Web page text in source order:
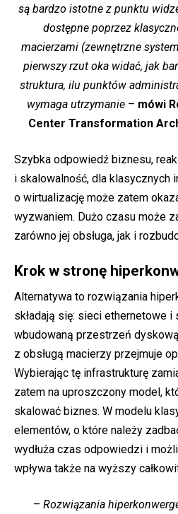
są bardzo istotne z punktu
dostępne poprzez
macierzami (zewnętrzne
pierwszy rzut oka widać, jak
struktura, ilu punktów
wymaga utrzymanie– mówi
Center Transformation
Szybka odpowiedź biznesu,
i skalowalność, dla klasycznych
o wirtualizację może zatem
wyzwaniem. Dużo czasu może
zarówno jej obsługa, jak i
Krok w stronę
Alternatywa to rozwiązania
składają się: sieci ethernetowe i
wbudowaną przestrzeń
z obsługą macierzy przejmuje
Wybierając tę infrastrukturę
zatem na uproszczony model,
skalować biznes. W modelu
elementów, o które należy
wydłuża czas odpowiedzi i
wpływa także na wyższy
– Rozwiązania